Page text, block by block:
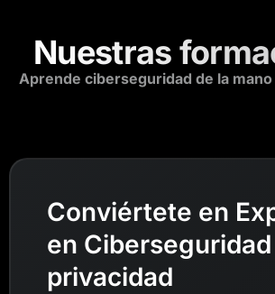
Nuestras
Aprende ciberseguridad de la
Conviértete en
en
privacidad